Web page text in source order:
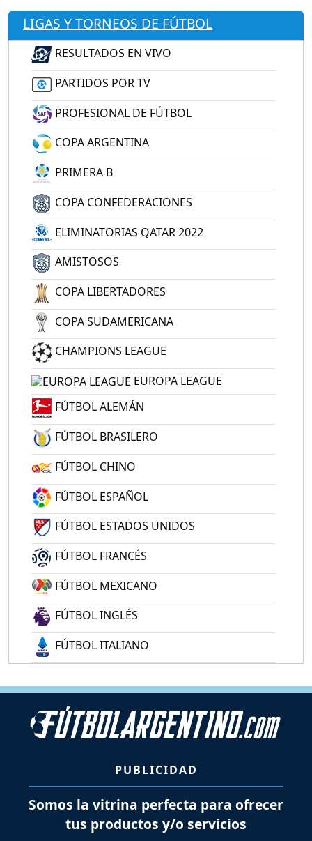
LIGAS Y TORNEOS DE FÚTBOL
RESULTADOS EN VIVO
PARTIDOS POR TV
PROFESIONAL DE FÚTBOL
COPA ARGENTINA
PRIMERA B
COPA CONFEDERACIONES
ELIMINATORIAS QATAR 2022
AMISTOSOS
COPA LIBERTADORES
COPA SUDAMERICANA
CHAMPIONS LEAGUE
EUROPA LEAGUE
FÚTBOL ALEMÁN
FÚTBOL BRASILERO
FÚTBOL CHINO
FÚTBOL ESPAÑOL
FÚTBOL ESTADOS UNIDOS
FÚTBOL FRANCÉS
FÚTBOL MEXICANO
FÚTBOL INGLÉS
FÚTBOL ITALIANO
PUBLICIDAD
Somos la vitrina perfecta para ofrecer
tus productos y/o servicios